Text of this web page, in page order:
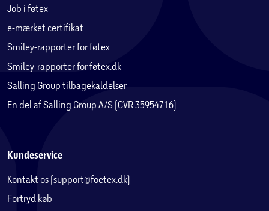
Job i føtex
e-mærket certifikat
Smiley-rapporter for føtex
Smiley-rapporter for føtex.dk
Salling Group tilbagekaldelser
En del af Salling Group A/S (CVR 35954716)
Kundeservice
Kontakt os (support@foetex.dk)
Fortryd køb